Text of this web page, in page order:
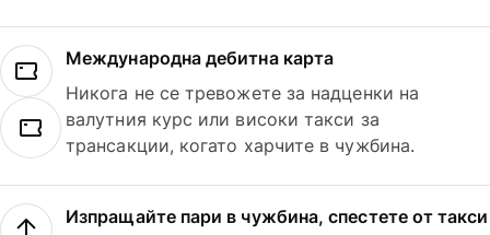
Международна дебитна карта
Никога не се тревожете за надценки на
валутния курс или високи такси за
трансакции, когато харчите в чужбина.
Изпращайте пари в чужбина, спестете от такси